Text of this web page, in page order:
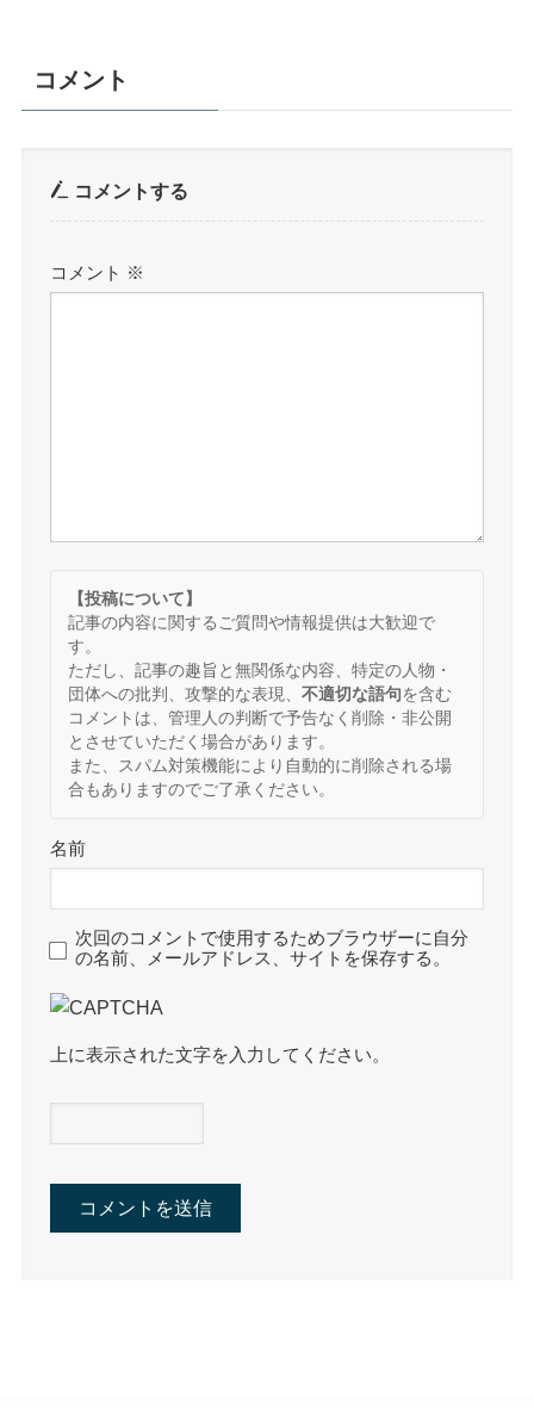
コメント
コメントする
コメント ※
【投稿について】
記事の内容に関するご質問や情報提供は大歓迎で
す。
ただし、記事の趣旨と無関係な内容、特定の人物・
団体への批判、攻撃的な表現、 不適切な語句を含む
コメントは、管理人の判断で予告なく削除・非公開
とさせていただく場合があります。
また、スパム対策機能により自動的に削除される場
合もありますのでご了承ください。
名前
次回のコメントで使用するためブラウザーに自分
の名前、メールアドレス、サイトを保存する。
上に表示された文字を入力してください。